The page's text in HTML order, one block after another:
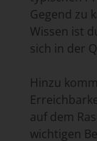
Gegend zu
Wissen ist
sich in der
Hinzu
auf dem
wichtigen